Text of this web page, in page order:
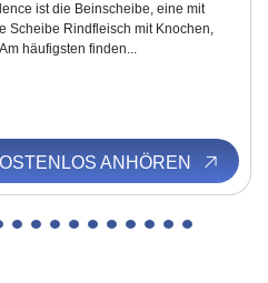
ist die Beinscheibe, eine mit
Scheibe Rindfleisch mit Knochen,
häufigsten finden...
ANHÖREN